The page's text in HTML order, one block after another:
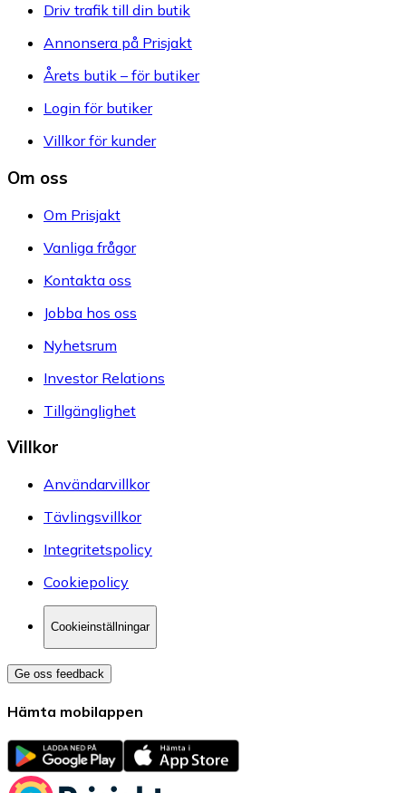
Driv trafik till din butik
Annonsera på Prisjakt
Årets butik – för butiker
Login för butiker
Villkor för kunder
Om oss
Om Prisjakt
Vanliga frågor
Kontakta oss
Jobba hos oss
Nyhetsrum
Investor Relations
Tillgänglighet
Villkor
Användarvillkor
Tävlingsvillkor
Integritetspolicy
Cookiepolicy
Cookieinställningar
Ge oss feedback
Hämta mobilappen